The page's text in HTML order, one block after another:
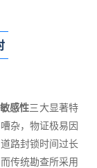
感性三大显著特
杂，物证极易因
路封锁时间过长
传统勘查所采用